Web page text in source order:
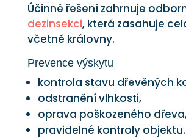
Účinné řešení zahrnuje
dezinsekci, která zasahuje
včetně královny.
Prevence výskytu
kontrola stavu dřevěných
odstranění vlhkosti,
oprava poškozeného
pravidelné kontroly objektu.